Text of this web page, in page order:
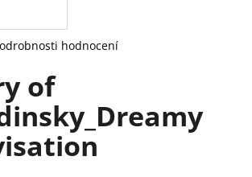
hodnocení
of